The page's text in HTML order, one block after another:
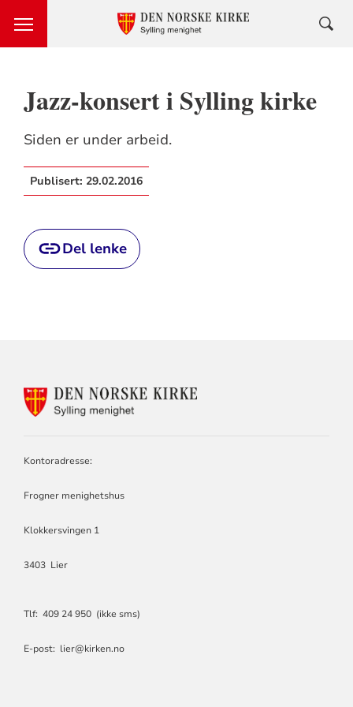
Jazz-konsert i Sylling kirke
Siden er under arbeid.
Publisert: 29.02.2016
Del lenke
KONTAKTINFORMASJON
Kontoradresse:
Frogner menighetshus
Klokkersvingen 1
3403 Lier
Tlf: 409 24 950 (ikke sms)
E-post: lier@kirken.no